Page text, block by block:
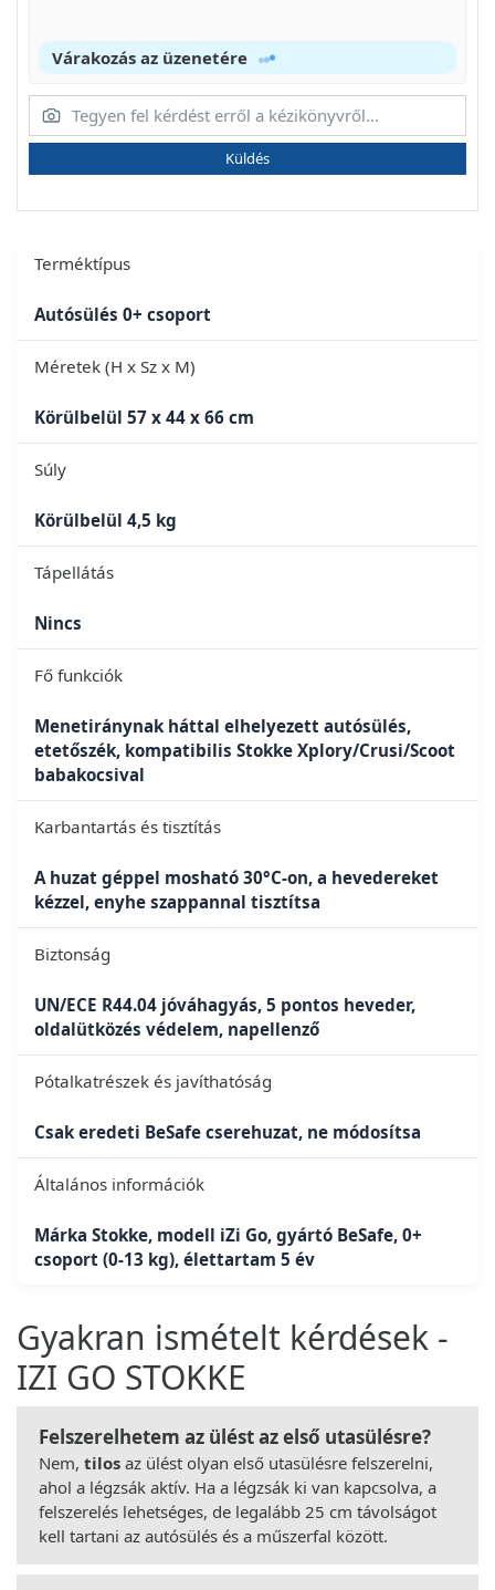
Várakozás az üzenetére
Küldés
Terméktípus
Autósülés 0+ csoport
Méretek (H x Sz x M)
Körülbelül 57 x 44 x 66 cm
Súly
Körülbelül 4,5 kg
Tápellátás
Nincs
Fő funkciók
Menetiránynak háttal elhelyezett autósülés,
etetőszék, kompatibilis Stokke Xplory/Crusi/Scoot
babakocsival
Karbantartás és tisztítás
A huzat géppel mosható 30°C-on, a hevedereket
kézzel, enyhe szappannal tisztítsa
Biztonság
UN/ECE R44.04 jóváhagyás, 5 pontos heveder,
oldalütközés védelem, napellenző
Pótalkatrészek és javíthatóság
Csak eredeti BeSafe cserehuzat, ne módosítsa
Általános információk
Márka Stokke, modell iZi Go, gyártó BeSafe, 0+
csoport (0-13 kg), élettartam 5 év
Gyakran ismételt kérdések -
IZI GO STOKKE
Felszerelhetem az ülést az első utasülésre?
Nem, tilos az ülést olyan első utasülésre felszerelni,
ahol a légzsák aktív. Ha a légzsák ki van kapcsolva, a
felszerelés lehetséges, de legalább 25 cm távolságot
kell tartani az autósülés és a műszerfal között.